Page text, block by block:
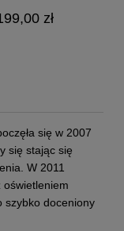
zł
się w 2007
się stając się
W 2011
oświetleniem
szybko doceniony